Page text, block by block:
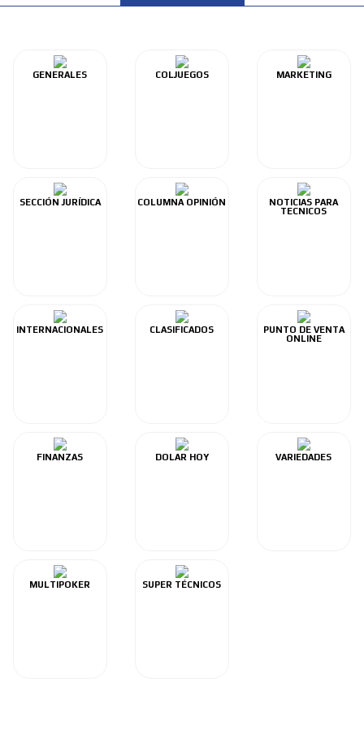
GENERALES COLJUEGOS MARKETING
SECCIÓN JURÍDICA COLUMNA OPINIÓN
NOTICIAS PARA
TECNICOS
INTERNACIONALES CLASIFICADOS
PUNTO DE VENTA
ONLINE
FINANZAS DOLAR HOY VARIEDADES
MULTIPOKER SUPER TÉCNICOS